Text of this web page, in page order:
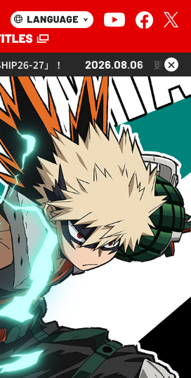
2026.08.06 更新「UNION ARENA
×